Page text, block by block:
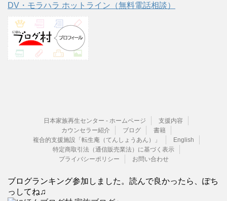
DV・モラハラ ホットライン（無料電話相談）
日本家族再生センター - ホームページ
支援内容
カウンセラー紹介
ブログ
書籍
複合的支援施設「転生庵（てんしょうあん）」
English
特定商取引法（通信販売業法）に基づく表示
プライバシーポリシー
お問い合わせ
ブログランキング参加しました。読んで良かったら、ぽち
っしてね♫